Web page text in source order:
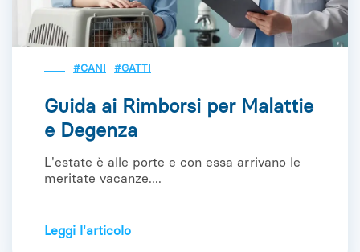
#CANI #GATTI
Guida ai Rimborsi per Malattie
e Degenza
L'estate è alle porte e con essa arrivano le
meritate vacanze....
Leggi l'articolo